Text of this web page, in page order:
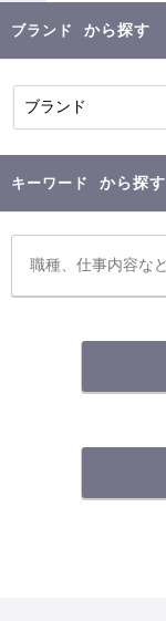
ブランド から探す
キーワード から探す